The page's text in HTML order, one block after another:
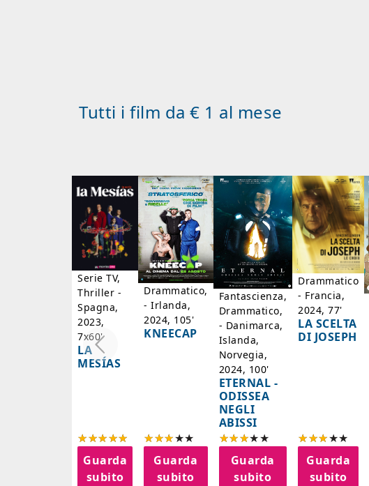
Tutti i film da € 1 al mese
Serie TV,
Thriller -
Spagna,
2023,
7x60'
LA
MESÍAS
Guarda
subito
Drammatico,
- Irlanda,
2024, 105'
KNEECAP
Guarda
subito
Fantascienza,
Drammatico,
- Danimarca,
Islanda,
Norvegia,
2024, 100'
ETERNAL -
ODISSEA
NEGLI
ABISSI
Guarda
subito
Drammatico
- Francia,
2024, 77'
LA SCELTA
DI JOSEPH
Guarda
subito